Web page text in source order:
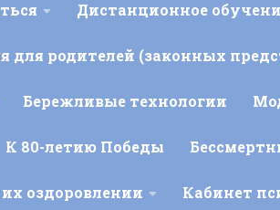
Дистанционное
для родителей (законных
Бережливые технологии
К 80-летию Победы
оздоровлении Кабинет